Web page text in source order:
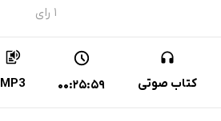
۱ رای
کتاب صوتی 00:25:59
MP3